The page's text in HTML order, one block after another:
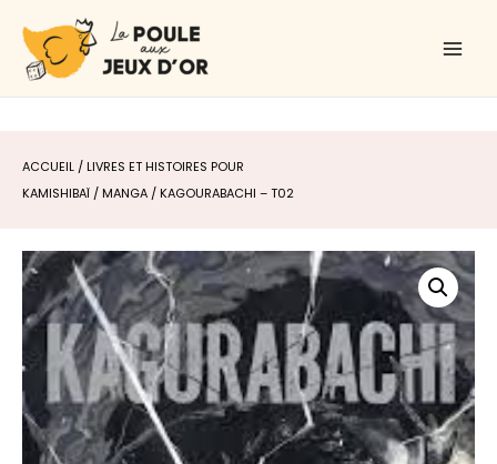
contenu
ACCUEIL /LIVRES ET HISTOIRES POUR
KAMISHIBAÏ /MANGA / KAGOURABACHI – T02